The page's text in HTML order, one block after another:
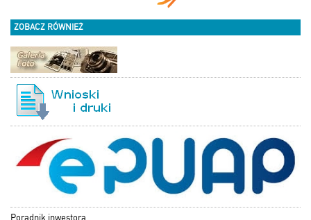
ZOBACZ RÓWNIEŻ
Poradnik inwestora